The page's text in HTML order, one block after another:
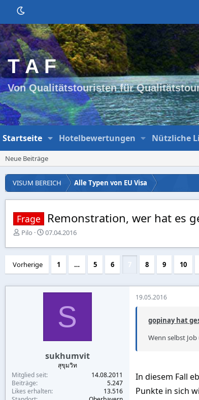
T A F
Von Qualitätstouristen für
Startseite Hotelbewertungen Nützliche
Neue Beiträge
VISUM BEREICH Alle Typen von EU Visa
Frage Remonstration, wer hat es
E
s
e
l
Pilo
E
s
l
07.04.2016
Vorherige 1 … 5 6 8 9 10
S
sukhumvit
สุขุมวิท
Mitglied seit
14.08.2011
Beiträge
5.247
Likes erhalten
13.516
19.05.2016
gopinay hat
Wenn selbst
In diesem Fall
Punkte in sich